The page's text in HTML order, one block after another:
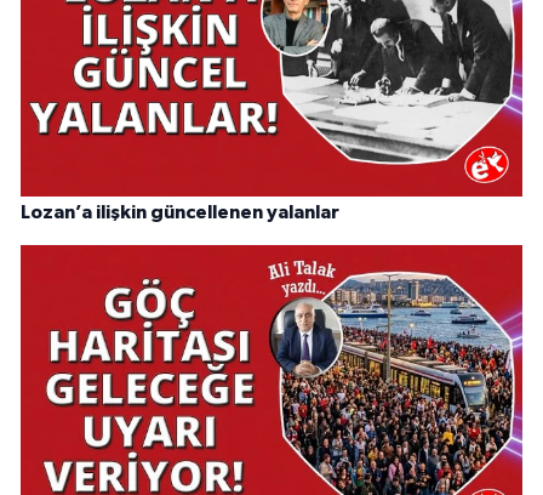
Lozan’a ilişkin güncellenen yalanlar